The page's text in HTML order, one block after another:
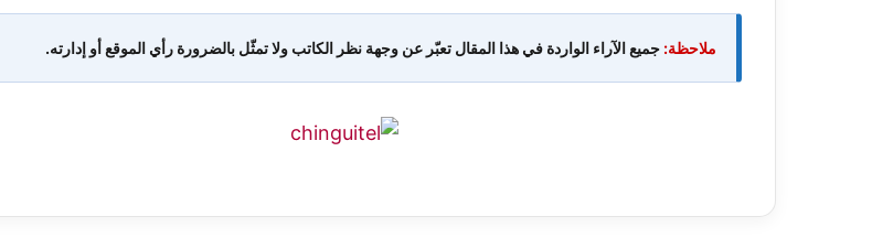
ملاحظة: جميع الآراء الواردة في هذا المقال تعبّر عن وجهة نظر الكاتب ولا تمثّل بالضرورة رأي الموقع أو إدارته.